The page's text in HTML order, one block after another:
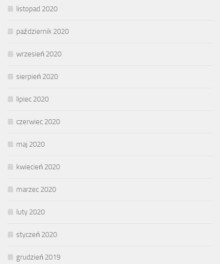
listopad 2020
październik 2020
wrzesień 2020
sierpień 2020
lipiec 2020
czerwiec 2020
maj 2020
kwiecień 2020
marzec 2020
luty 2020
styczeń 2020
grudzień 2019